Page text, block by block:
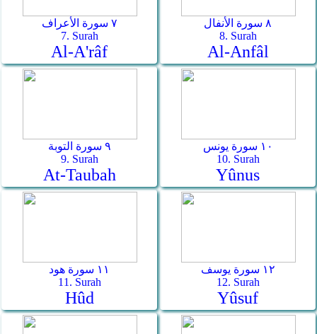
٧ سورة الأعراف
7. Surah
Al-A'râf
٨ سورة الأنفال
8. Surah
Al-Anfâl
٩ سورة التوبة
9. Surah
At-Taubah
١٠ سورة يونس
10. Surah
Yûnus
١١ سورة هود
11. Surah
Hûd
١٢ سورة يوسف
12. Surah
Yûsuf